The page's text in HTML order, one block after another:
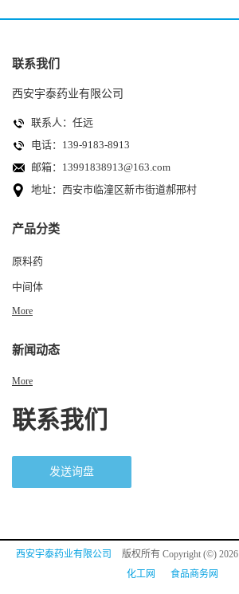
联系我们
西安宇泰药业有限公司
联系人：任远
电话：139-9183-8913
邮箱： 13991838913@163.com
地址：西安市临潼区新市街道郝邢村
产品分类
原料药
中间体
More
新闻动态
More
联系我们
发送询盘
西安宇泰药业有限公司 版权所有 Copyright (©) 2026
化工网
食品商务网